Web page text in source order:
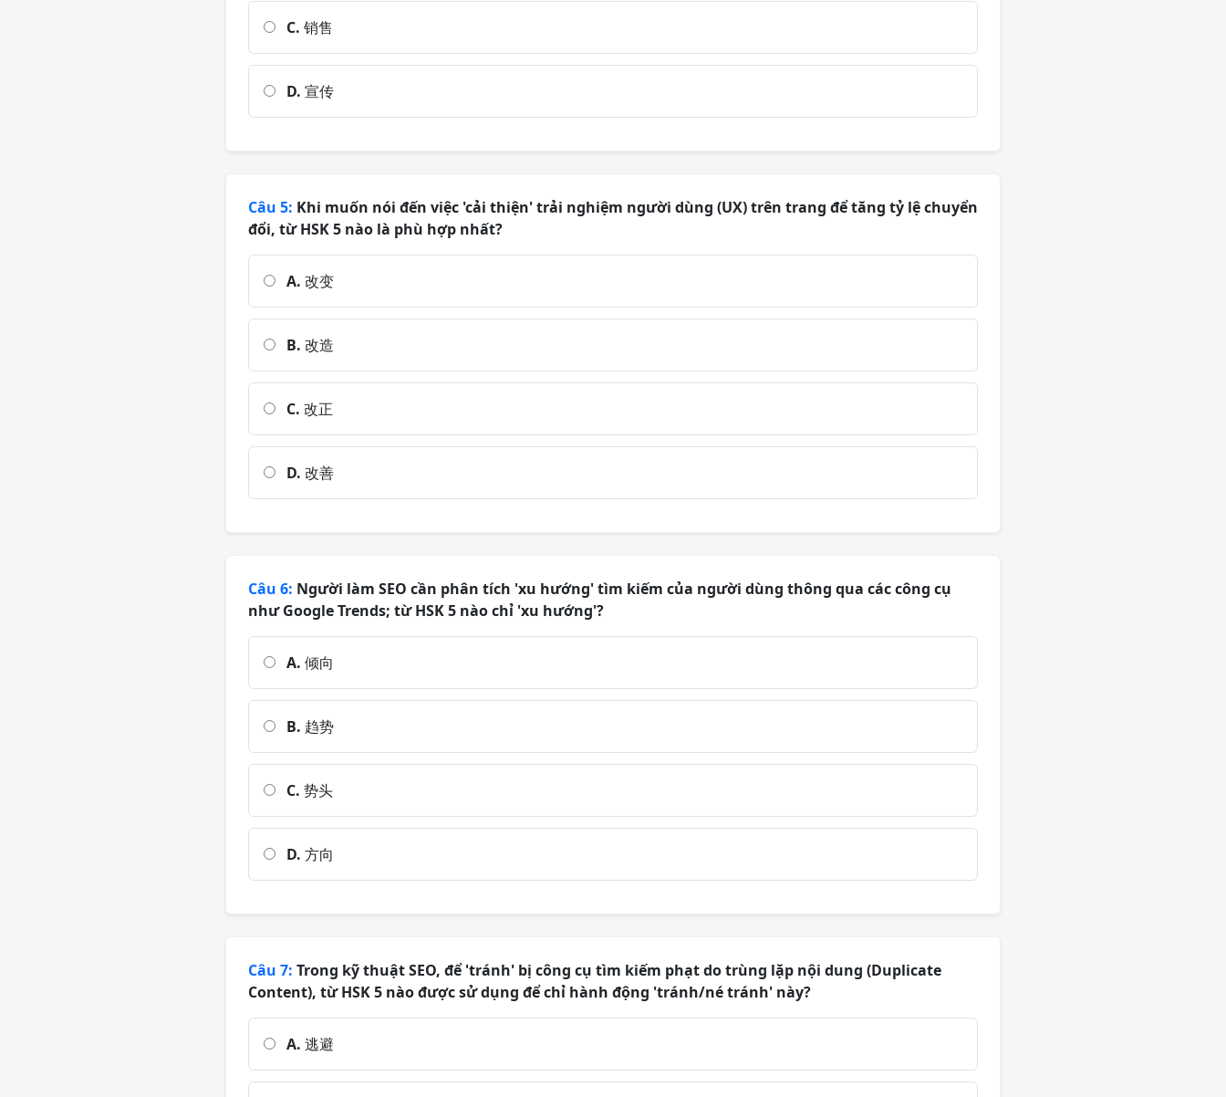
C. 销售
D. 宣传
Câu 5: Khi muốn nói đến việc 'cải thiện' trải nghiệm người dùng (UX) trên trang để tăng tỷ lệ chuyển
đổi, từ HSK 5 nào là phù hợp nhất?
A. 改变
B. 改造
C. 改正
D. 改善
Câu 6: Người làm SEO cần phân tích 'xu hướng' tìm kiếm của người dùng thông qua các công cụ
như Google Trends; từ HSK 5 nào chỉ 'xu hướng'?
A. 倾向
B. 趋势
C. 势头
D. 方向
Câu 7: Trong kỹ thuật SEO, để 'tránh' bị công cụ tìm kiếm phạt do trùng lặp nội dung (Duplicate
Content), từ HSK 5 nào được sử dụng để chỉ hành động 'tránh/né tránh' này?
A. 逃避